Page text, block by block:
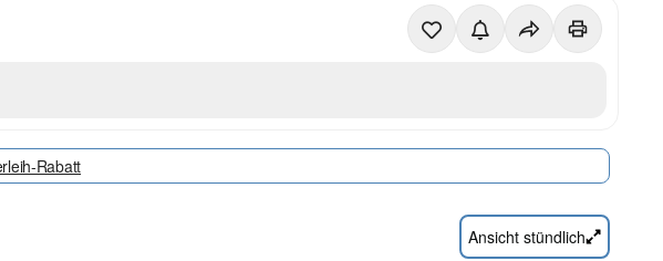
Rabatt
Ansicht stündlich